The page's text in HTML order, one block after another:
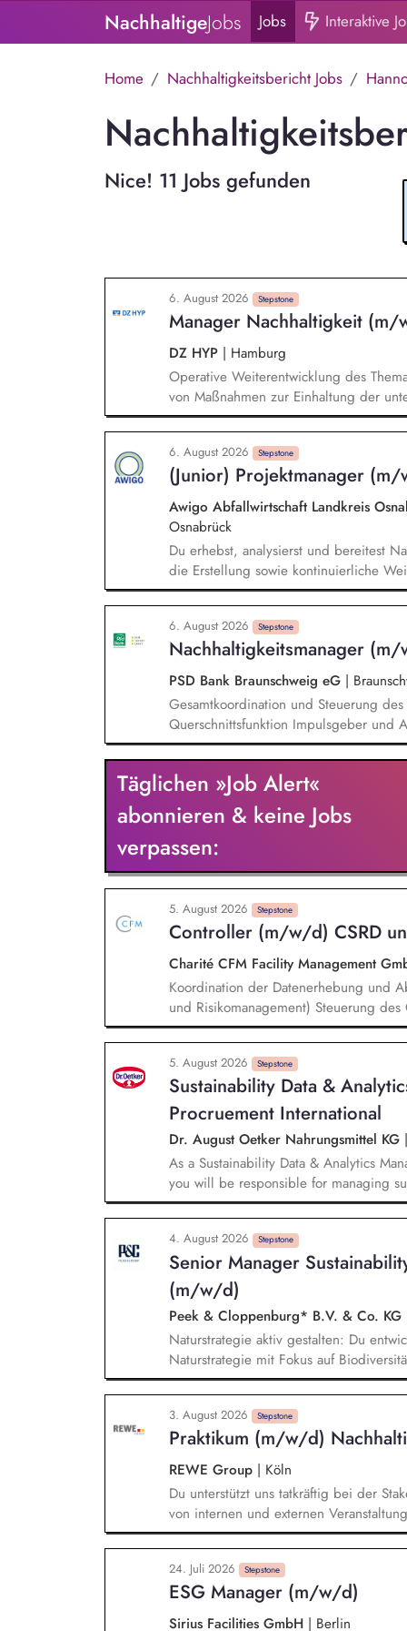
NachhaltigeJobs Jobs Interaktive
Home Nachhaltigkeitsbericht Jobs
Nice! 11 Jobs gefunden
6. August 2026 Stepstone
Manager Nachhaltigkeit (m/
DZ HYP | Hamburg
Operative Weiterentwicklung des
von Maßnahmen zur Einhaltung der
Umsetzung gesetzlicher und
Sicherstellung der Erfüllung von
Kommunikation mit
Handlungsmaßnahmen. Analyse und
zur Berechnung von CO2-Emissionen
6. August 2026 Stepstone
(Junior) Projektmanager
Awigo Abfallwirtschaft Landkreis
Osnabrück
Du erhebst, analysierst und bereitest
die Erstellung sowie kontinuierliche
nach anerkannten Berichtsstandards
Weiterentwicklung unseres Corporate
gemeinsam mit dem Team Maßnahmen
ökologische
deren Umsetzung sowie
Projektmanagement bei unseren
Batteriespeicher und weiteren
6. August 2026 Stepstone
Nachhaltigkeitsmanager
PSD Bank Braunschweig eG |
Gesamtkoordination und Steuerung
Querschnittsfunktion Impulsgeber und
Fachbereiche Beratung und
geschäftspolitischen Entscheidungen
inkl. Planung, Umsetzung und
aktive Gestaltung des
Täglichen »Job Alert«
abonnieren & keine Jobs
verpassen:
5. August 2026 Stepstone
Controller (m/w/d) CSRD
Charité CFM Facility Management
Koordination der Datenerhebung und
und Risikomanagement) Steuerung
Sicherstellung einer fristgerechten und
Zusammenarbeit mit den beteiligten
Berichtssystem CSRD und
Nachhaltigkeitsanforderungen für
Risikomanagement Berichtspflichten
5. August 2026 Stepstone
Sustainability Data &
Procruement International
Dr. August Oetker Nahrungsmittel KG |
As a Sustainability Data & Analytics
you will be responsible for managing
sustainability requirements into data,
responsible for the functional
landscapes, including SAP MM/BW,
and Sedex, ensuring that sustainability-
and readily available for use. You will
international sustainability activities in
the implementation status of
4. August 2026 Stepstone
Senior Manager
(m/w/d)
Peek & Cloppenburg* B.V. & Co. KG
Naturstrategie aktiv gestalten: Du
Naturstrategie mit Fokus auf
Unternehmensgruppe auf natürliche
Chancen analysieren: Du identifizierst
Risiken und Abhängigkeiten entlang
daraus wirksame Maßnahmen ab. Ziele
Messgrößen und Maßnahmenpläne
relevanten Fachbereichen erfolgreich um.
3. August 2026 Stepstone
Praktikum (m/w/d)
REWE Group | Köln
Du unterstützt uns tatkräftig bei der
von internen und externen
Durchführung von Projekten im
Nachhaltigkeitsberichtserstattung.
Nachhaltigkeitsprojekten (z.B. durch die
Projektdokumentationen und Analysen
interner Termine).
24. Juli 2026 Stepstone
ESG Manager (m/w/d)
Sirius Facilities GmbH | Berlin